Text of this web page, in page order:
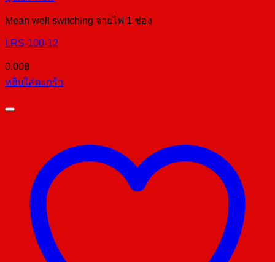
Mean well switching จ่ายไฟ 1 ช่อง
LRS-100-12
0.00฿
หยิบใส่ตะกร้า